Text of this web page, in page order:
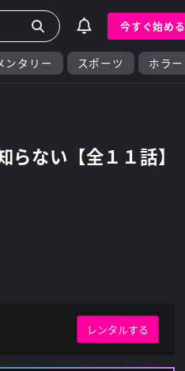
今すぐ始める
ンタリー スポーツ ホラー
ない【全１１話】
レンタルする